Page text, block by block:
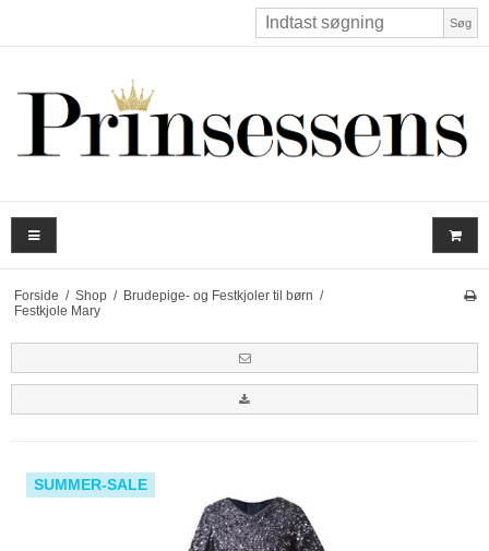
Søg
Forside / Shop / Brudepige- og Festkjoler til børn /
Festkjole Mary
SUMMER-SALE